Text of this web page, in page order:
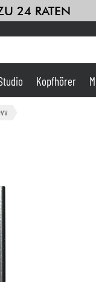
24 RATEN
& Effekte
Kopfhörer